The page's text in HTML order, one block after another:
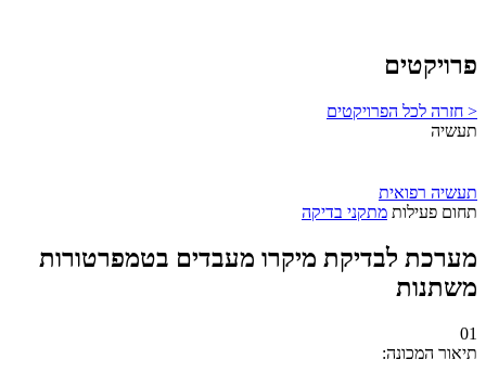
פרויקטים
< חזרה לכל הפרויקטים
תעשיה
תעשיה רפואית
תחום פעילות מתקני בדיקה
מערכת לבדיקת מיקרו מעבדים בטמפרטורות
משתנות
01
תיאור המכונה: